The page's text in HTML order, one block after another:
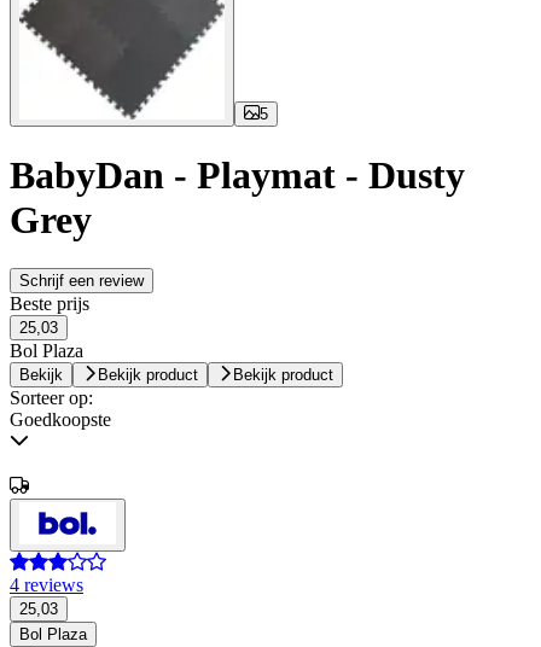
5
BabyDan - Playmat - Dusty
Grey
Schrijf een review
Beste prijs
25,03
Bol Plaza
Bekijk Bekijk product Bekijk product
Sorteer op:
Goedkoopste
4 reviews
25,03
Bol Plaza